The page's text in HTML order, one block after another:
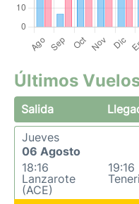
Últimos
Salida
Jueves
06 Agosto
18:16
Lanzarote
(ACE)
19:16